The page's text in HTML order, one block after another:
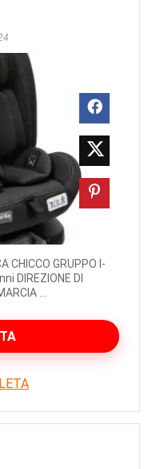
CHICCO GRUPPO I-
DIREZIONE DI
...